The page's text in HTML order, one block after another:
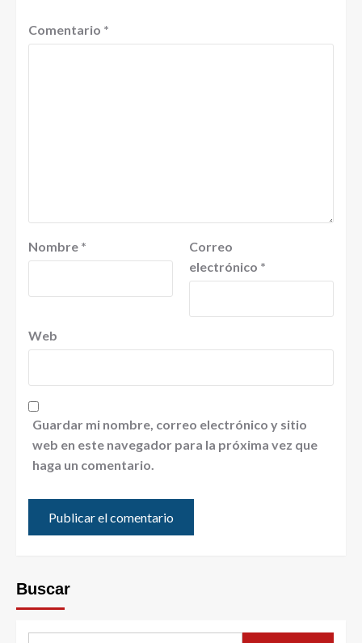
Comentario *
Nombre *
Correo
electrónico *
Web
Guardar mi nombre, correo electrónico y sitio
web en este navegador para la próxima vez que
haga un comentario.
Buscar